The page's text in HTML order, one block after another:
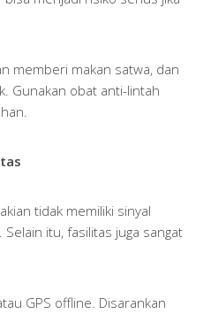
memberi makan satwa, dan
Gunakan obat anti-lintah
tidak memiliki sinyal
itu, fasilitas juga sangat
GPS offline. Disarankan